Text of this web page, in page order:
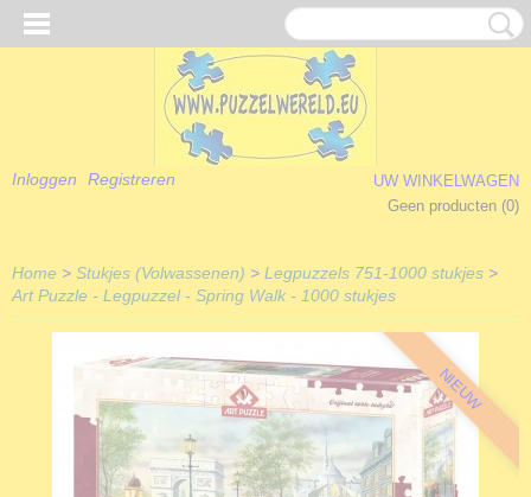
Inloggen Registreren
UW WINKELWAGEN
Geen producten (0)
Home > Stukjes (Volwassenen) > Legpuzzels 751-1000 stukjes >
Art Puzzle - Legpuzzel - Spring Walk - 1000 stukjes
NIEUW